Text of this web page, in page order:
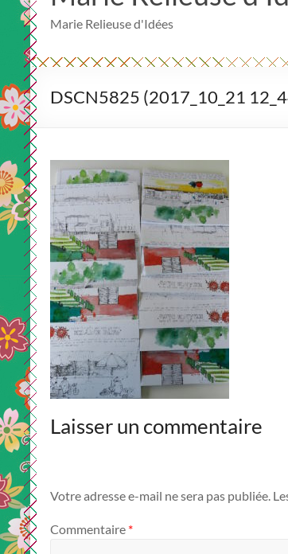
Marie Relieuse d'Idées
DSCN5825 (2017_10_21
Laisser un commentaire
Votre adresse e-mail ne sera pas publiée.
Commentaire *